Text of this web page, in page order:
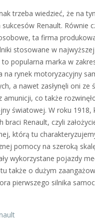
trzeba wiedzieć, że na
sukcesów Renault. Równie
ta firma
stosowane w
popularna marka w
na rynek motoryzacyjny
a nawet zasłynęli oni ze
amunicji, co także
światowej. W roku 1918,
braci Renault, czyli
którą tu
pomocy na szeroką
wykorzystane pojazdy
także o dużym
pierwszego silnika